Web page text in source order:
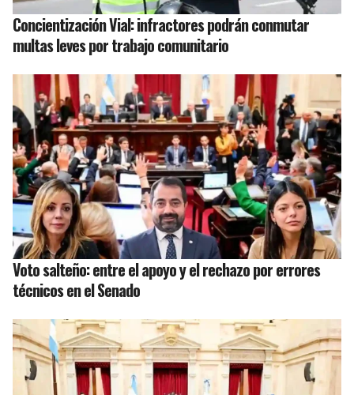
Concientización Vial: infractores podrán conmutar
multas leves por trabajo comunitario
Voto salteño: entre el apoyo y el rechazo por errores
técnicos en el Senado